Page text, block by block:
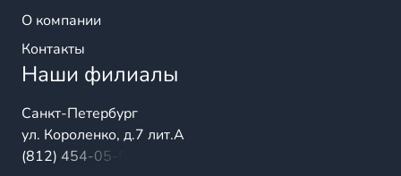
О компании
Контакты
Наши филиалы
Санкт-Петербург
ул. Короленко, д.7 лит.А
(812) 454-05-54